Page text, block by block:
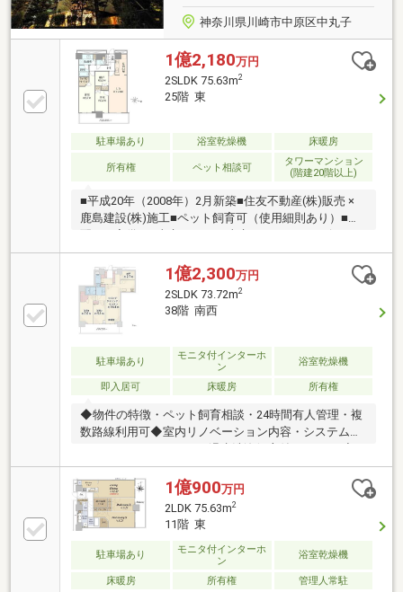
神奈川県川崎市中原区中丸子
1億2,180万円
2SLDK 75.63m2
25階 東
駐車場あり 浴室乾燥機 床暖房
所有権 ペット相談可
タワーマンション
(階建20階以上)
■平成20年（2008年）2月新築■住友不動産(株)販売 ×
鹿島建設(株)施工■ペット飼育可（使用細則あり）■宅
（※天候による）■25階部分、東向き住戸
■75.63m2（22.87坪）■2LDK＋N＋WIC■長方形・アウ
トフレーム工法につき、家具の配置がしやすいです■
東側が抜けているため眺望や採光が良好です■約12帖
のリビング・ダイニング■洋室（約8.7帖）にはウォー
クンクローゼット
1億2,300万円
2SLDK 73.72m2
38階 南西
駐車場あり
モニタ付インターホ
ン
浴室乾燥機
即入居可 床暖房 所有権
◆物件の特徴・ペット飼育相談・24時間有人管理・複
数路線利用可◆室内リノベーション内容・システムキ
ンテリックスの販売実績 ・R1(適合リノベーション)
住宅発行ランキング3年連続NO.1！ ・年間1000戸以
上のリノベーション実績 ・累計販売戸数2万8000戸
突破!◆都市銀行、ネット銀行等住宅ローン一括事前審
査可能！ネット銀行はじめ大手金融機関の都市銀行や
地方銀行と幅広く提携をしています!物件によって使用
できる銀行も変わりますので、是非一度ご相談くださ
1億900万円
2LDK 75.63m2
11階 東
駐車場あり
モニタ付インターホ
ン
浴室乾燥機
床暖房 所有権 管理人常駐